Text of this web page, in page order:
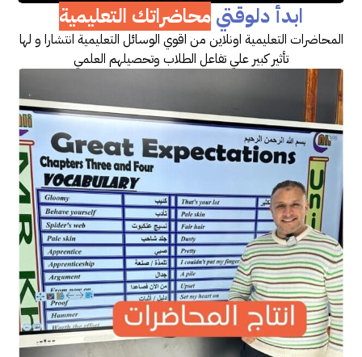
ابدأ دلوقتيمحاضراتك التعليمية
المحاضرات التعليمية اونلاين من اقوي الوسائل التعليمية انتشارا و لها
تأثير كبير علي تفاعل الطلاب وتحصيلهم العلمي